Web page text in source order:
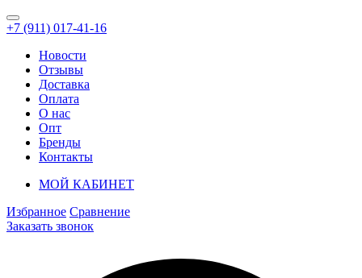
+7 (911) 017-41-16
Новости
Отзывы
Доставка
Оплата
О нас
Опт
Бренды
Контакты
МОЙ КАБИНЕТ
Избранное Сравнение
Заказать звонок